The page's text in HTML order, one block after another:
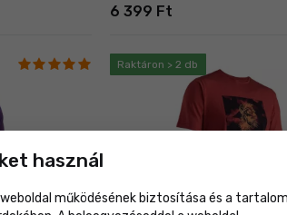
6 399 Ft
Raktáron > 2 db
használ
működésének biztosítása és a tartalom